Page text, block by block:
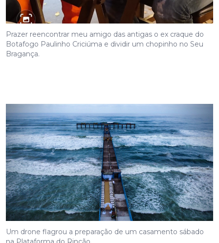
Prazer reencontrar meu amigo das antigas o ex craque do
Botafogo Paulinho Criciúma e dividir um chopinho no Seu
Bragança.
Um drone flagrou a preparação de um casamento sábado
na Plataforma do Rincão.